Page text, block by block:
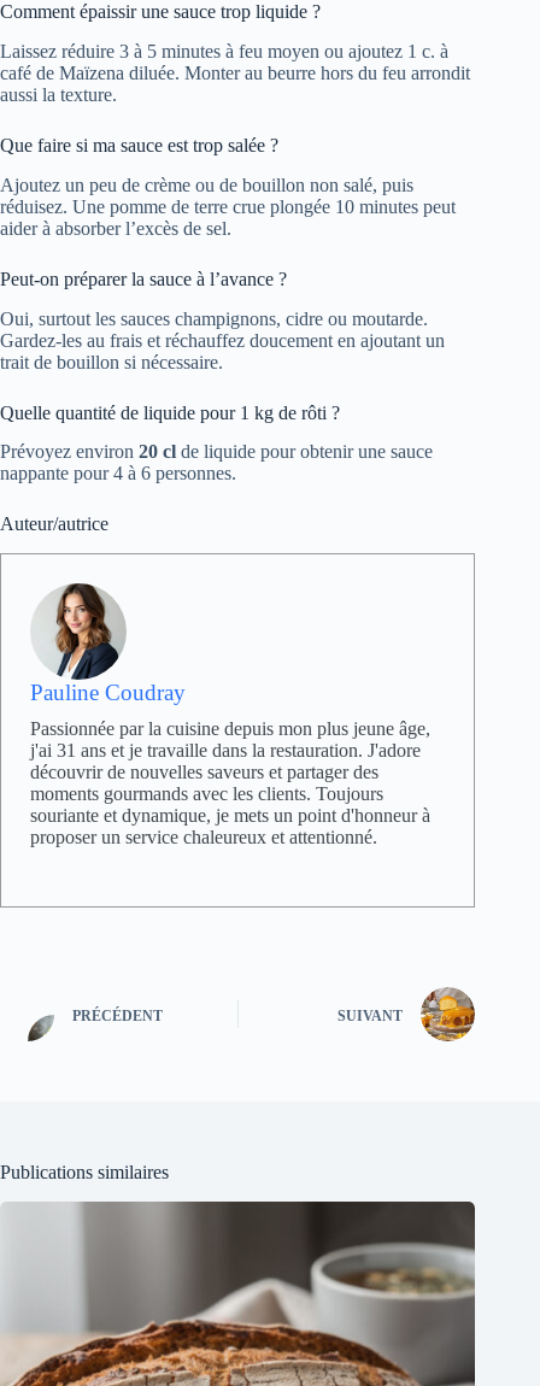
Comment épaissir une sauce trop liquide ?
Laissez réduire 3 à 5 minutes à feu moyen ou ajoutez 1 c. à
café de Maïzena diluée. Monter au beurre hors du feu arrondit
aussi la texture.
Que faire si ma sauce est trop salée ?
Ajoutez un peu de crème ou de bouillon non salé, puis
réduisez. Une pomme de terre crue plongée 10 minutes peut
aider à absorber l’excès de sel.
Peut-on préparer la sauce à l’avance ?
Oui, surtout les sauces champignons, cidre ou moutarde.
Gardez-les au frais et réchauffez doucement en ajoutant un
trait de bouillon si nécessaire.
Quelle quantité de liquide pour 1 kg de rôti ?
Prévoyez environ 20 cl de liquide pour obtenir une sauce
nappante pour 4 à 6 personnes.
Auteur/autrice
Pauline Coudray
Passionnée par la cuisine depuis mon plus jeune âge,
j'ai 31 ans et je travaille dans la restauration. J'adore
découvrir de nouvelles saveurs et partager des
moments gourmands avec les clients. Toujours
souriante et dynamique, je mets un point d'honneur à
proposer un service chaleureux et attentionné.
PRÉCÉDENT SUIVANT
Publications similaires